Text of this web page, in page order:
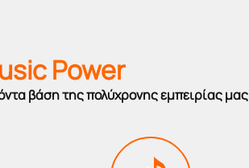
Power
βάση της πολύχρονης εμπειρίας μας